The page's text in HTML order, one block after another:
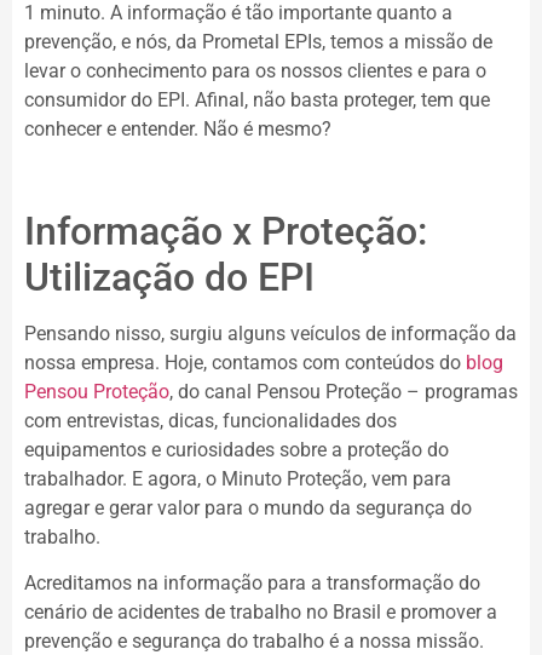
1 minuto. A informação é tão importante quanto a
prevenção, e nós, da Prometal EPIs, temos a missão de
levar o conhecimento para os nossos clientes e para o
consumidor do EPI. Afinal, não basta proteger, tem que
conhecer e entender. Não é mesmo?
Informação x Proteção:
Utilização do EPI
Pensando nisso, surgiu alguns veículos de informação da
nossa empresa. Hoje, contamos com conteúdos do blog
Pensou Proteção, do canal Pensou Proteção – programas
com entrevistas, dicas, funcionalidades dos
equipamentos e curiosidades sobre a proteção do
trabalhador. E agora, o Minuto Proteção, vem para
agregar e gerar valor para o mundo da segurança do
trabalho.
Acreditamos na informação para a transformação do
cenário de acidentes de trabalho no Brasil e promover a
prevenção e segurança do trabalho é a nossa missão.